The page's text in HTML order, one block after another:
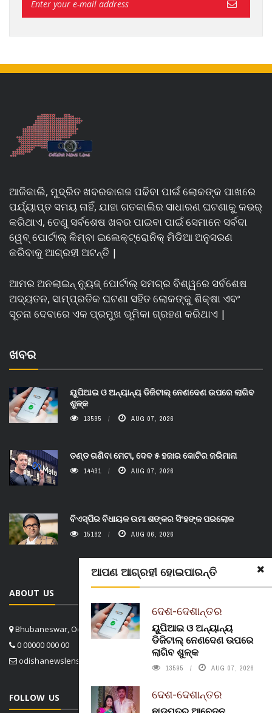
ଆପଣ ଆଗ୍ରହୀ ହୋଇପାରନ୍ତି
ଦେଶ-ଦେଶାନ୍ତର
ୟୁପିଆଇ ଓ ଅନ୍ୟାନ୍ୟ
ଡିଜିଟାଲ୍ ନେଣଦେଣ ଉପରେ
ଲାଗିବ ଶୁଳ୍କ
13595 AUG 07, 2026
ଦେଶ-ଦେଶାନ୍ତର
ଆଜିକାଲି, ମୁଦ୍ରିତ ଖବରକାଗଜ ପଢିବା ପାଇଁ ଲୋକଙ୍କ ପାଖରେ
ପର୍ଯ୍ୟାପ୍ତ ସମୟ ନାହିଁ, ଯାହା ଗତକାଲିର ସାଧାରଣ ଘଟଣାକୁ କଭର୍
କରିଥାଏ, ତେଣୁ ସର୍ବଶେଷ ଖବର ପାଇବା ପାଇଁ ସେମାନେ ସର୍ବଦା
ୱେବ୍ ପୋର୍ଟାଲ୍ କିମ୍ବା ଇଲେକ୍ଟ୍ରୋନିକ୍ ମିଡିଆ ଅନୁସରଣ
କରିବାକୁ ଆଗ୍ରହୀ ଅଟନ୍ତି |
ଆମର ଅନଲାଇନ୍ ନ୍ୟୁଜ୍ ପୋର୍ଟାଲ୍ ସମଗ୍ର ବିଶ୍ୱରେ ସର୍ବଶେଷ
ଅଦ୍ୟତନ, ସାମ୍ପ୍ରତିକ ଘଟଣା ସହିତ ଲୋକଙ୍କୁ ଶିକ୍ଷା ଏବଂ
ସୂଚନା ଦେବାରେ ଏକ ପ୍ରମୁଖ ଭୂମିକା ଗ୍ରହଣ କରିଥାଏ |
ଖବର
ୟୁପିଆଇ ଓ ଅନ୍ୟାନ୍ୟ ଡିଜିଟାଲ୍ ନେଣଦେଣ ଉପରେ ଲାଗିବ
ଶୁଳ୍କ
13595 AUG 07, 2026
ତଣ୍ଡ ଗଣିବା ମେଟା, ଦେବ ୫ ହଜାର କୋଟିର ଜରିମାନା
14431 AUG 07, 2026
ବିଏସ୍‌ପିର ବିଧାୟକ ଉମା ଶଙ୍କର ସିଂହଙ୍କ ପରଲୋକ
15182 AUG 06, 2026
ABOUT US
Bhubaneswar, Odisha, India
0 00000 000 00
odishanewslens@gmail.com
FOLLOW US